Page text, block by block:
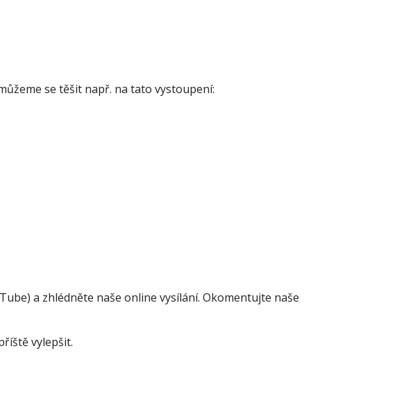
se těšit např. na tato vystoupení:
a zhlédněte naše online vysílání. Okomentujte naše
vylepšit.